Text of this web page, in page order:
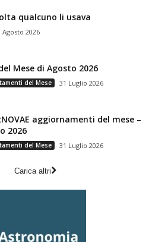
qualcuno li usava
Agosto 2026
Mese di Agosto 2026
del Mese 31 Luglio 2026
aggiornamenti del mese –
2026
del Mese 31 Luglio 2026
Carica altri